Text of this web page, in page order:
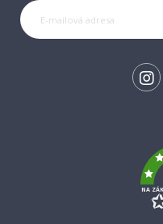
NA